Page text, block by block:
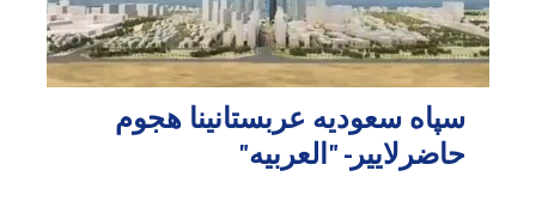
سپاه سعودیه عربستانینا هجوم
حاضرلاییر- "العربیه"